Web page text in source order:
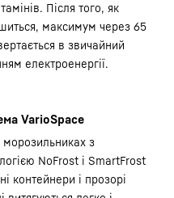
Після того, як
максимум через 65
в звичайний
електроенергії.
VarioSpace
морозильниках з
NoFrost і SmartFrost
контейнери і прозорі